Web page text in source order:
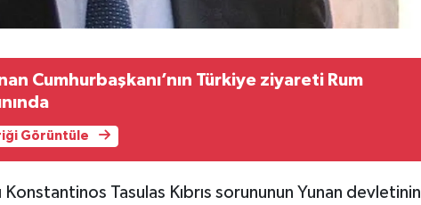
Cumhurbaşkanı’nın Türkiye ziyareti Rum
Görüntüle
Tasulas Kıbrıs sorununun Yunan devletinin